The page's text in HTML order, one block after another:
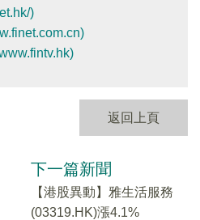
)
返回上頁
下一篇新聞
【港股異動】雅生活服務
(03319.HK)漲4.1%